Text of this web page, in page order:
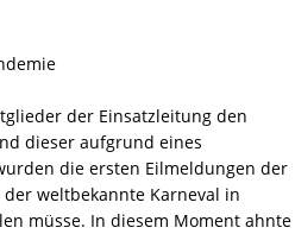
der Einsatzleitung den
dieser aufgrund eines
die ersten Eilmeldungen der
weltbekannte Karneval in
müsse. In diesem Moment ahnte